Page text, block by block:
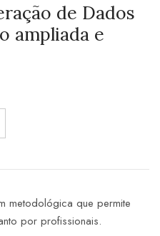
de Dados
ampliada e
metodológica que permite
por profissionais.